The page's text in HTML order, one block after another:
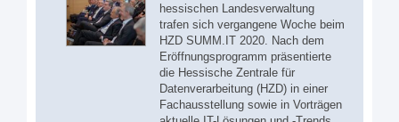
hessischen Landesverwaltung
trafen sich vergangene Woche beim
HZD SUMM.IT 2020. Nach dem
Eröffnungsprogramm präsentierte
die Hessische Zentrale für
Datenverarbeitung (HZD) in einer
Fachausstellung sowie in Vorträgen